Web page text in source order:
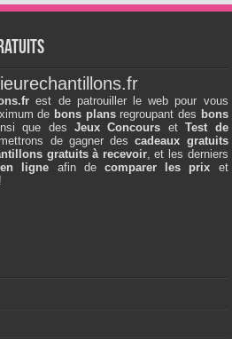
est de patrouiller le web pour vous
de bons plansregroupant des bons
que desJeux Concours etTest de
de gagner descadeaux gratuits
gratuits à recevoir, et les derniers
ligne afin de comparer les prix et
!